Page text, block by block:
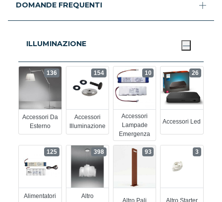
DOMANDE FREQUENTI
ILLUMINAZIONE
Accessori Da
Esterno
136
Accessori
Illuminazione
154
Accessori
Lampade
Emergenza
10
Accessori Led
26
Alimentatori
125
Altro
398
Altro Pali
93
Altro Starter
3